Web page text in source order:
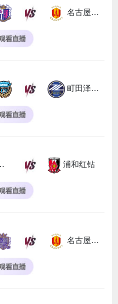
名古屋鲸鱼
町田泽维亚
浦和红钻
名古屋鲸鱼